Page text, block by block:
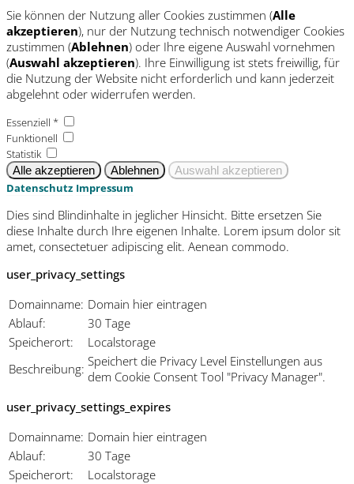
Sie können der Nutzung aller Cookies zustimmen (Alle
akzeptieren), nur der Nutzung technisch notwendiger Cookies
zustimmen (Ablehnen) oder Ihre eigene Auswahl vornehmen
(Auswahl akzeptieren). Ihre Einwilligung ist stets freiwillig, für
die Nutzung der Website nicht erforderlich und kann jederzeit
abgelehnt oder widerrufen werden.
Essenziell *
Funktionell
Statistik
Datenschutz Impressum
Dies sind Blindinhalte in jeglicher Hinsicht. Bitte ersetzen Sie
diese Inhalte durch Ihre eigenen Inhalte. Lorem ipsum dolor sit
amet, consectetuer adipiscing elit. Aenean commodo.
user_privacy_settings
Domainname: Domain hier eintragen
Ablauf:
30 Tage
Speicherort:
Localstorage
Beschreibung: Speichert die Privacy Level Einstellungen aus
dem Cookie Consent Tool "Privacy Manager".
user_privacy_settings_expires
Domainname: Domain hier eintragen
Ablauf:
30 Tage
Speicherort:
Localstorage